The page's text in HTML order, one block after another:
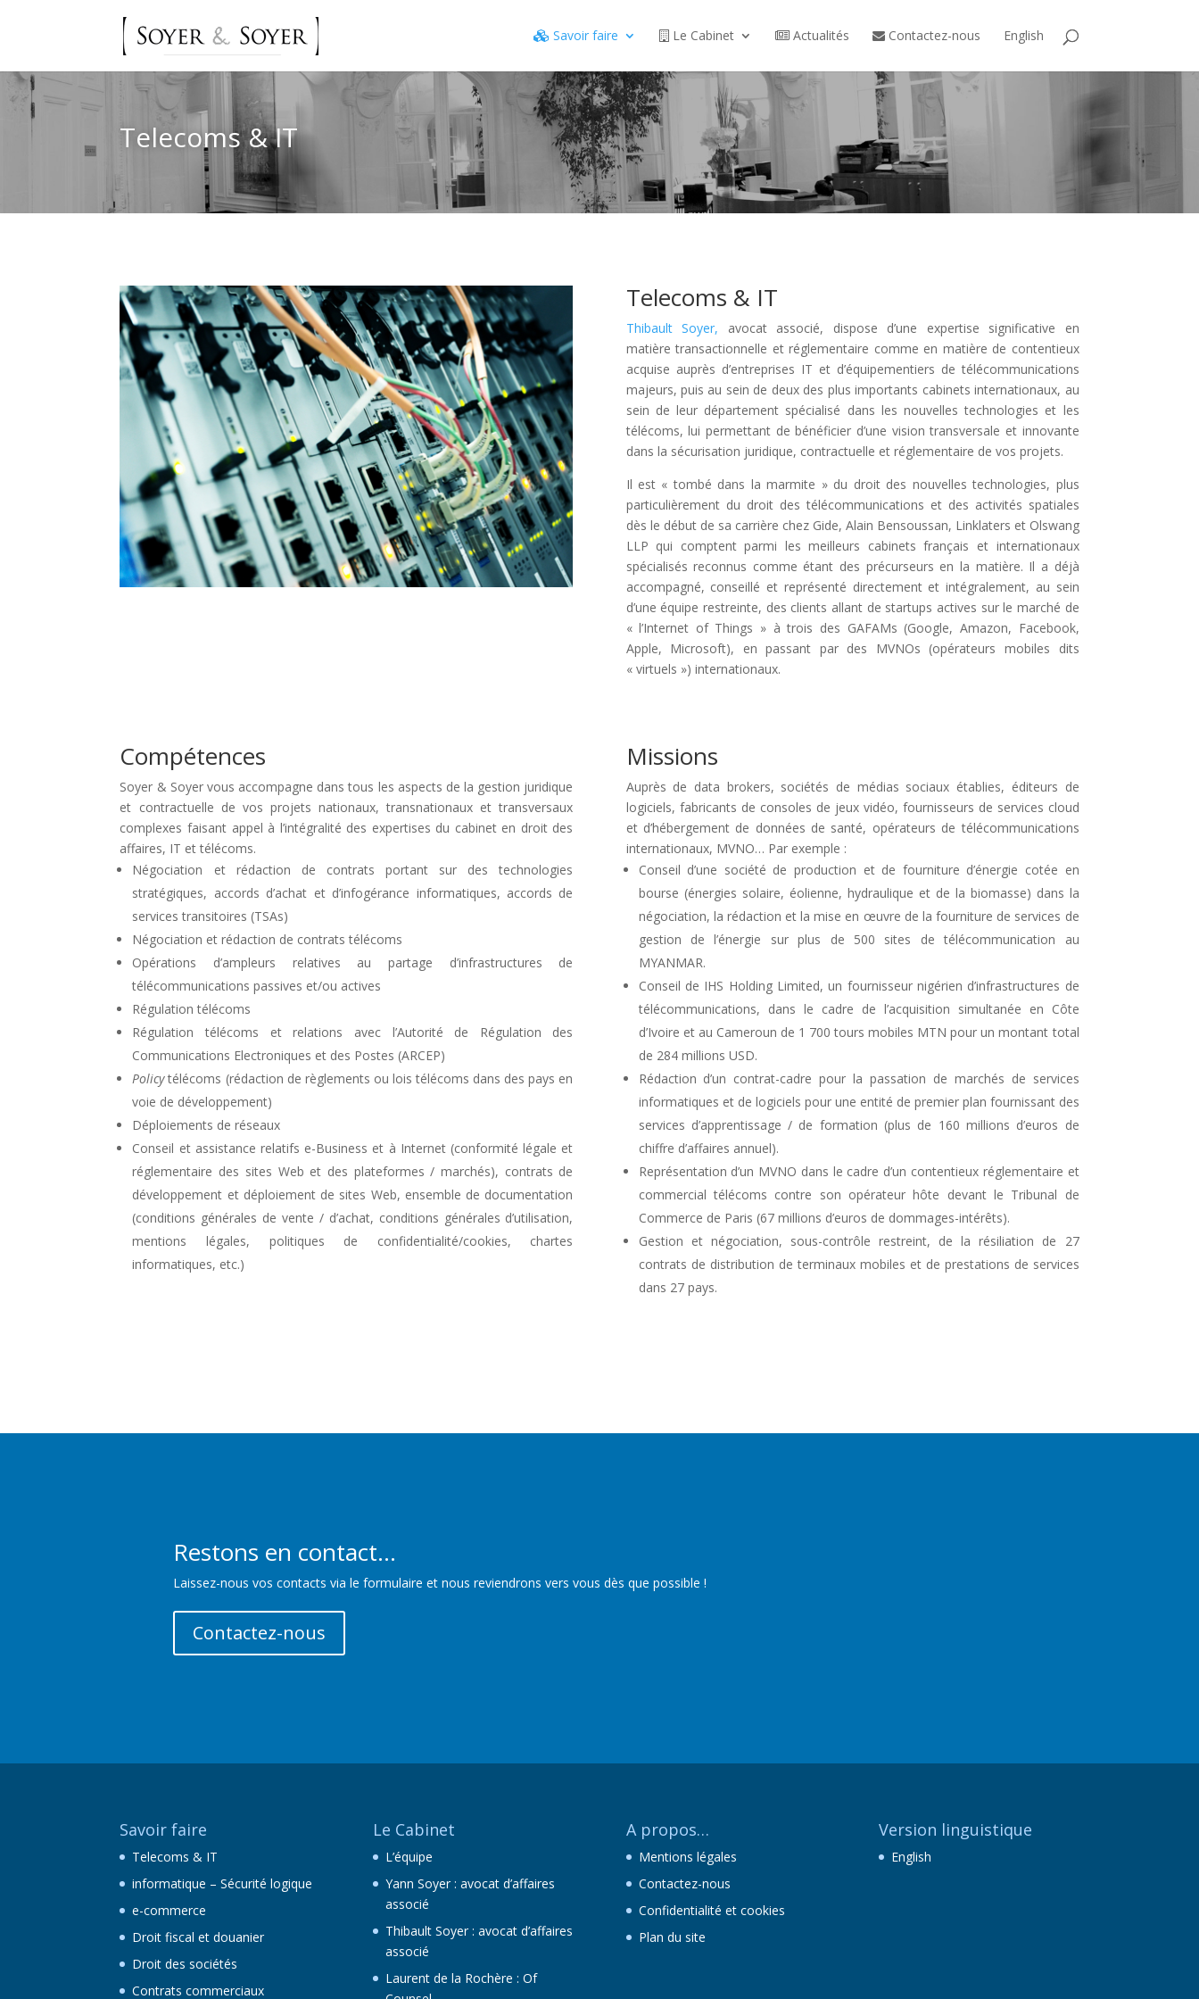
Savoir faire Le Cabinet Actualités Contactez-nous English
Telecoms & IT
Telecoms & IT
Thibault Soyer, avocat associé, dispose d’une expertise significative en
matière transactionnelle et réglementaire comme en matière de contentieux
acquise auprès d’entreprises IT et d’équipementiers de télécommunications
majeurs, puis au sein de deux des plus importants cabinets internationaux, au
sein de leur département spécialisé dans les nouvelles technologies et les
télécoms, lui permettant de bénéficier d’une vision transversale et innovante
dans la sécurisation juridique, contractuelle et réglementaire de vos projets.
Il est « tombé dans la marmite » du droit des nouvelles technologies, plus
particulièrement du droit des télécommunications et des activités spatiales
dès le début de sa carrière chez Gide, Alain Bensoussan, Linklaters et Olswang
LLP qui comptent parmi les meilleurs cabinets français et internationaux
spécialisés reconnus comme étant des précurseurs en la matière. Il a déjà
accompagné, conseillé et représenté directement et intégralement, au sein
d’une équipe restreinte, des clients allant de startups actives sur le marché de
« l’Internet of Things » à trois des GAFAMs (Google, Amazon, Facebook,
Apple, Microsoft), en passant par des MVNOs (opérateurs mobiles dits
« virtuels ») internationaux.
Compétences
Soyer & Soyer vous accompagne dans tous les aspects de la gestion juridique
et contractuelle de vos projets nationaux, transnationaux et transversaux
complexes faisant appel à l’intégralité des expertises du cabinet en droit des
affaires, IT et télécoms.
Négociation et rédaction de contrats portant sur des technologies
stratégiques, accords d’achat et d’infogérance informatiques, accords de
services transitoires (TSAs)
Négociation et rédaction de contrats télécoms
Opérations d’ampleurs relatives au partage d’infrastructures de
télécommunications passives et/ou actives
Régulation télécoms
Régulation télécoms et relations avec l’Autorité de Régulation des
Communications Electroniques et des Postes (ARCEP)
Policytélécoms (rédaction de règlements ou lois télécoms dans des pays en
voie de développement)
Déploiements de réseaux
Conseil et assistance relatifs e-Business et à Internet (conformité légale et
réglementaire des sites Web et des plateformes / marchés), contrats de
développement et déploiement de sites Web, ensemble de documentation
(conditions générales de vente / d’achat, conditions générales d’utilisation,
mentions légales, politiques de confidentialité/cookies, chartes
informatiques, etc.)
Missions
Auprès de data brokers, sociétés de médias sociaux établies, éditeurs de
logiciels, fabricants de consoles de jeux vidéo, fournisseurs de services cloud
et d’hébergement de données de santé, opérateurs de télécommunications
internationaux, MVNO… Par exemple :
Conseil d’une société de production et de fourniture d’énergie cotée en
bourse (énergies solaire, éolienne, hydraulique et de la biomasse) dans la
négociation, la rédaction et la mise en œuvre de la fourniture de services de
gestion de l’énergie sur plus de 500 sites de télécommunication au
MYANMAR.
Conseil de IHS Holding Limited, un fournisseur nigérien d’infrastructures de
télécommunications, dans le cadre de l’acquisition simultanée en Côte
d’Ivoire et au Cameroun de 1 700 tours mobiles MTN pour un montant total
de 284 millions USD.
Rédaction d’un contrat-cadre pour la passation de marchés de services
informatiques et de logiciels pour une entité de premier plan fournissant des
services d’apprentissage / de formation (plus de 160 millions d’euros de
chiffre d’affaires annuel).
Représentation d’un MVNO dans le cadre d’un contentieux réglementaire et
commercial télécoms contre son opérateur hôte devant le Tribunal de
Commerce de Paris (67 millions d’euros de dommages-intérêts).
Gestion et négociation, sous-contrôle restreint, de la résiliation de 27
contrats de distribution de terminaux mobiles et de prestations de services
dans 27 pays.
Restons en contact...
Laissez-nous vos contacts via le formulaire et nous reviendrons vers vous dès que possible !
Contactez-nous
Savoir faire
Telecoms & IT
informatique – Sécurité logique
e-commerce
Droit fiscal et douanier
Droit des sociétés
Contrats commerciaux
Le Cabinet
L’équipe
Yann Soyer : avocat d’affaires
associé
Thibault Soyer : avocat d’affaires
associé
Laurent de la Rochère : Of
A propos…
Mentions légales
Contactez-nous
Confidentialité et cookies
Plan du site
Version linguistique
English